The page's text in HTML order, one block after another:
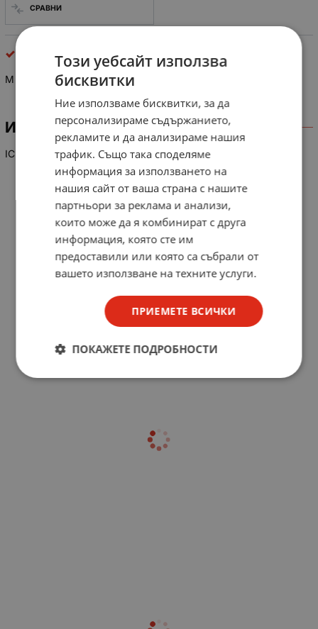
СРАВНИ
интегрални схеми
M 37222M6-E 85 SP
ИНФОРМАЦИЯ
IC
Този уебсайт използва
бисквитки
Ние използваме бисквитки, за да
персонализираме съдържанието,
рекламите и да анализираме нашия
трафик. Също така споделяме
информация за използването на
нашия сайт от ваша страна с нашите
партньори за реклама и анализи,
които може да я комбинират с друга
информация, която сте им
предоставили или която са събрали от
вашето използване на техните услуги.
ПРИЕМЕТЕ ВСИЧКИ
ПОКАЖЕТЕ ПОДРОБНОСТИ